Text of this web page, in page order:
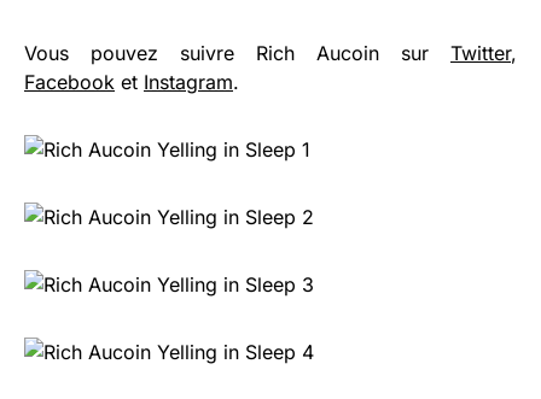
Vous pouvez suivre Rich Aucoin sur Twitter,
Facebook et Instagram.